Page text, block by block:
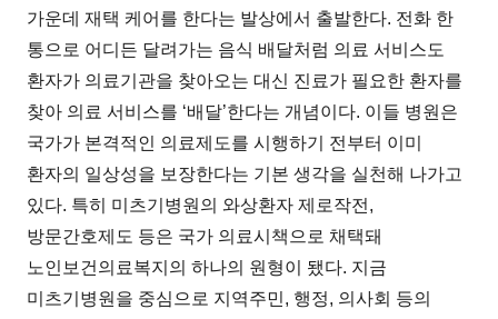
가운데 재택 케어를 한다는 발상에서 출발한다. 전화 한
통으로 어디든 달려가는 음식 배달처럼 의료 서비스도
환자가 의료기관을 찾아오는 대신 진료가 필요한 환자를
찾아 의료 서비스를 ‘배달’한다는 개념이다. 이들 병원은
국가가 본격적인 의료제도를 시행하기 전부터 이미
환자의 일상성을 보장한다는 기본 생각을 실천해 나가고
있다. 특히 미츠기병원의 와상환자 제로작전,
방문간호제도 등은 국가 의료시책으로 채택돼
노인보건의료복지의 하나의 원형이 됐다. 지금
미츠기병원을 중심으로 지역주민, 행정, 의사회 등의